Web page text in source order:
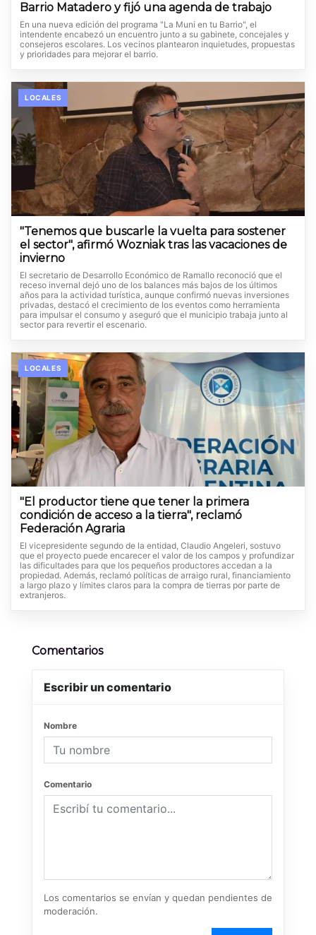
Barrio Matadero y fijó una agenda de trabajo
En una nueva edición del programa "La Muni en tu Barrio", el
intendente encabezó un encuentro junto a su gabinete, concejales y
consejeros escolares. Los vecinos plantearon inquietudes, propuestas
y prioridades para mejorar el barrio.
LOCALES
"Tenemos que buscarle la vuelta para sostener
el sector", afirmó Wozniak tras las vacaciones de
invierno
El secretario de Desarrollo Económico de Ramallo reconoció que el
receso invernal dejó uno de los balances más bajos de los últimos
años para la actividad turística, aunque confirmó nuevas inversiones
privadas, destacó el crecimiento de los eventos como herramienta
para impulsar el consumo y aseguró que el municipio trabaja junto al
sector para revertir el escenario.
LOCALES
"El productor tiene que tener la primera
condición de acceso a la tierra", reclamó
Federación Agraria
El vicepresidente segundo de la entidad, Claudio Angeleri, sostuvo
que el proyecto puede encarecer el valor de los campos y profundizar
las dificultades para que los pequeños productores accedan a la
propiedad. Además, reclamó políticas de arraigo rural, financiamiento
a largo plazo y límites claros para la compra de tierras por parte de
extranjeros.
Comentarios
Escribir un comentario
Nombre
Comentario
Los comentarios se envían y quedan pendientes de
moderación.